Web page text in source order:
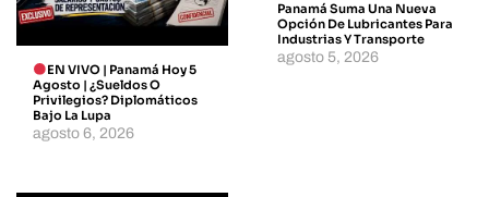
EN VIVO | Panamá Hoy 5
Agosto | ¿Sueldos O
Privilegios? Diplomáticos
Bajo La Lupa
agosto 6, 2026
Panamá Suma Una Nueva
Opción De Lubricantes Para
Industrias Y Transporte
agosto 5, 2026